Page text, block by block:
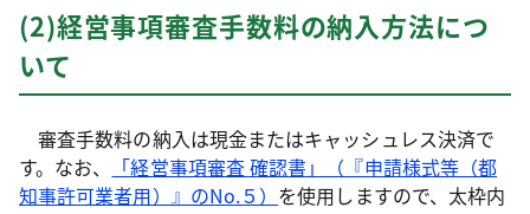
(2)経営事項審査手数料の納入方法につ
いて
審査手数料の納入は現金またはキャッシュレス決済で
す。なお、
「経営事項審査 確認書」（『申請様式等（都
知事許可業者用）』のNo.５） を使用しますので、太枠内